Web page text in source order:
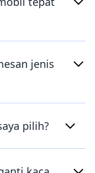
jenis
pilih?